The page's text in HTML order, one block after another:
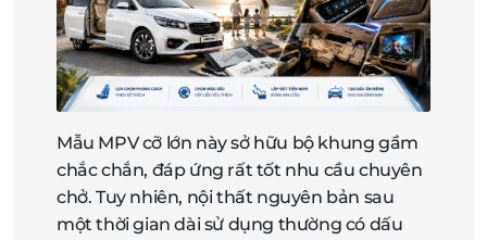
Mẫu MPV cỡ lớn này sở hữu bộ khung gầm
chắc chắn, đáp ứng rất tốt nhu cầu chuyên
chở. Tuy nhiên, nội thất nguyên bản sau
một thời gian dài sử dụng thường có dấu